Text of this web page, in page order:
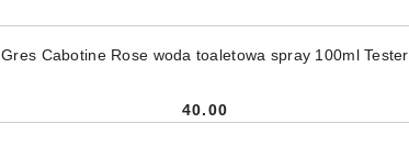
Gres Cabotine Rose woda toaletowa spray 100ml Tester
Cena:
40.00